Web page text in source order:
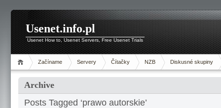
Usenet.info.pl
Usenet How to, Usenet Servers, Free Usenet Trials
Začíname Servery Čítačky NZB Diskusné skupiny
Archive
Posts Tagged ‘prawo autorskie’